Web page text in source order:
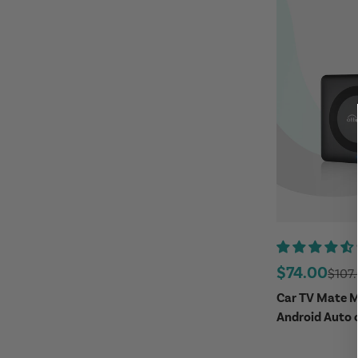
Precio de
$74.00
Car TV Mate
Android Auto